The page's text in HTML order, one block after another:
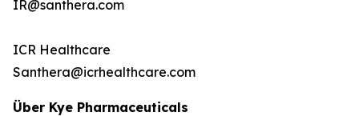
IR@santhera.com
ICR Healthcare
Santhera@icrhealthcare.com
Über Kye Pharmaceuticals